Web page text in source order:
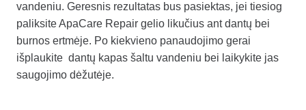
vandeniu. Geresnis rezultatas bus pasiektas, jei tiesiog
paliksite ApaCare Repair gelio likučius ant dantų bei
burnos ertmėje. Po kiekvieno panaudojimo gerai
išplaukite dantų kapas šaltu vandeniu bei laikykite jas
saugojimo dėžutėje.